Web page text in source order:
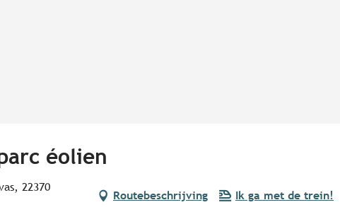
éolien
22370
Routebeschrijving Ik ga met de trein!